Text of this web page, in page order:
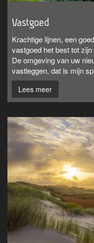
Vastgoed
Krachtige lijnen, een
vastgoed het best tot
De omgeving van uw
vastleggen, dat is mijn
Lees meer